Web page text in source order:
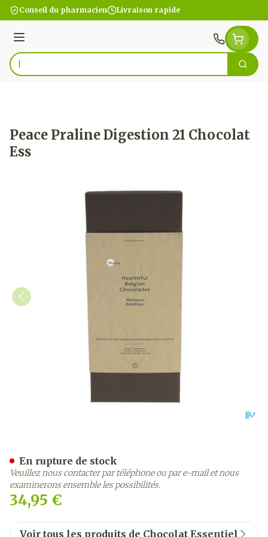
Aller au contenu
Conseil du pharmacien Livraison rapide
Menu
Rechercher
Peace Praline Digestion 21 Chocolat
Ess
34,95 €
En rupture de stock
Veuillez nous contacter par téléphone ou par e-mail et nous
examinerons ensemble les possibilités.
Voir tous les produits de Chocolat Essentiel